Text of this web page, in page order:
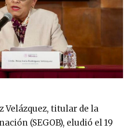
Velázquez, titular de la
(SEGOB), eludió el 19